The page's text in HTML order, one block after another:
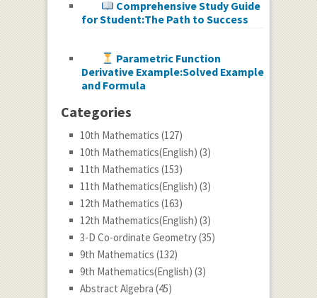
Comprehensive Study Guide
for Student:The Path to Success
Parametric Function
Derivative Example:Solved Example
and Formula
Categories
10th Mathematics (127)
10th Mathematics(English) (3)
11th Mathematics (153)
11th Mathematics(English) (3)
12th Mathematics (163)
12th Mathematics(English) (3)
3-D Co-ordinate Geometry(35)
9th Mathematics (132)
9th Mathematics(English) (3)
Abstract Algebra (45)